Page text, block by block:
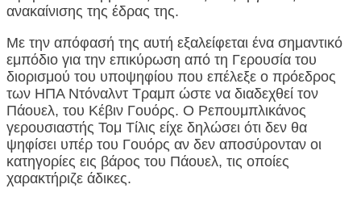
ανακαίνισης της έδρας της.
Με την απόφασή της αυτή εξαλείφεται ένα σημαντικό
εμπόδιο για την επικύρωση από τη Γερουσία του
διορισμού του υποψηφίου που επέλεξε ο πρόεδρος
των ΗΠΑ Ντόναλντ Τραμπ ώστε να διαδεχθεί τον
Πάουελ, του Κέβιν Γουόρς. Ο Ρεπουμπλικάνος
γερουσιαστής Τομ Τίλις είχε δηλώσει ότι δεν θα
ψηφίσει υπέρ του Γουόρς αν δεν αποσύρονταν οι
κατηγορίες εις βάρος του Πάουελ, τις οποίες
χαρακτήριζε άδικες.